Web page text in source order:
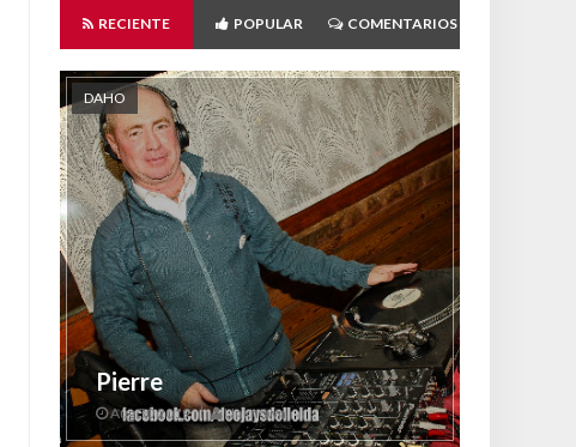
RECIENTE POPULAR COMENTARIOS
DAHO
Pierre
Aug 30 2019 Unknown